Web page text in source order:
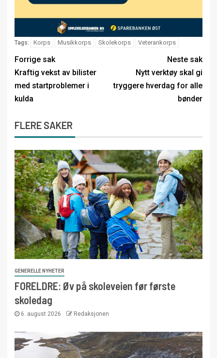
Tags: Korps Musikkorps Skolekorps Veterankorps
Forrige sak
Kraftig vekst av bilister
med startproblemer i
kulda
Neste sak
Nytt verktøy skal gi
tryggere hverdag for alle
bønder
FLERE SAKER
GENERELLE NYHETER
FORELDRE: Øv på skoleveien før første
skoledag
6. august 2026 Redaksjonen